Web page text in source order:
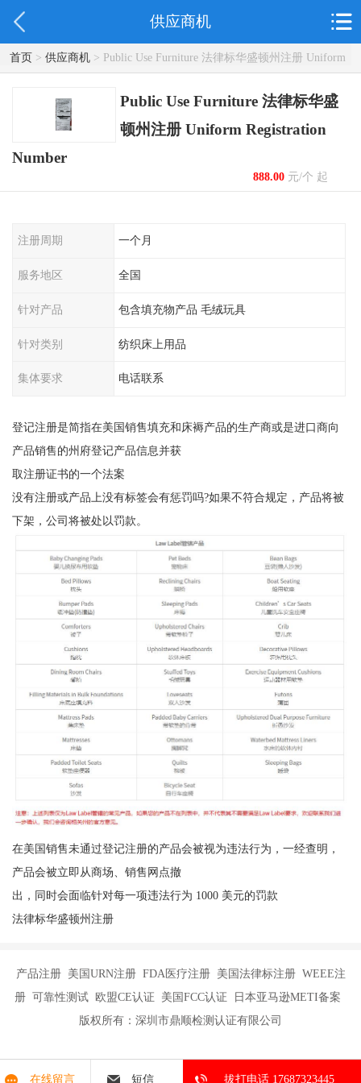
供应商机
首页> 供应商机> Public Use Furniture 法律标华盛顿州注册 Uniform
Registration Number
Public Use Furniture 法律标华盛
顿州注册 Uniform Registration
Number
888.00元/个 起
注册周期 一个月
服务地区 全国
针对产品 包含填充物产品 毛绒玩具
针对类别 纺织床上用品
集体要求 电话联系
登记注册是简指在美国销售填充和床褥产品的生产商或是进口商向
产品销售的州府登记产品信息并获
取注册证书的一个法案
没有注册或产品上没有标签会有惩罚吗?如果不符合规定，产品将被
下架，公司将被处以罚款。
在美国销售未通过登记注册的产品会被视为违法行为，一经查明，
产品会被立即从商场、销售网点撤
出，同时会面临针对每一项违法行为 1000 美元的罚款
法律标华盛顿州注册
产品注册 美国URN注册 FDA医疗注册 美国法律标注册 WEEE注
册 可靠性测试 欧盟CE认证 美国FCC认证 日本亚马逊METI备案
版权所有：深圳市鼎顺检测认证有限公司
在线留言 短信 拔打电话 17687323445